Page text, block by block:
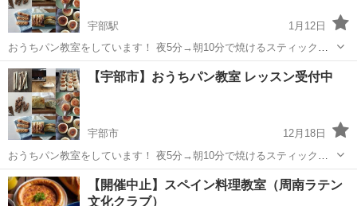
宇部駅
1月12日
おうちパン教室をしています！ 夜5分→朝10分で焼けるスティックパ
ン ただ材料を混ぜるだけ ドデカパン 生地をまるめて フライパン オー
ブン不要！面倒な作業なし！の 簡単パン作りです。 出張レッスンして
いますので ご自...
山口 宇部市 宇部駅 パン アメブロ
【宇部市】おうちパン教室 レッスン受付中
宇部市
12月18日
おうちパン教室をしています！ 夜5分→朝10分で焼けるスティックパ
ン ただ材料を混ぜるだけ ドデカパン 生地をまるめて フライパン オー
ブン不要！面倒な作業なし！の 簡単パン作りです。 出張レッスンして
いますので ご自...
山口 宇部市 パン インスタ
【開催中止】スペイン料理教室（周南ラテン
文化クラブ）